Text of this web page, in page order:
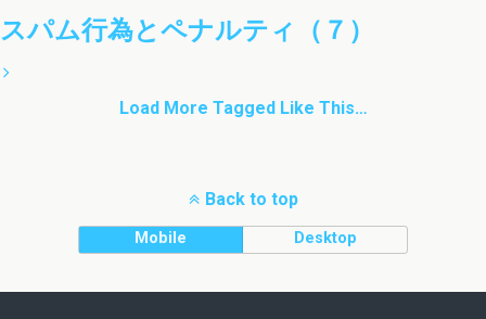
スパム行為とペナルティ（７）
Load More Tagged Like This…
Back to top
Mobile Desktop